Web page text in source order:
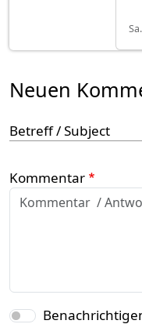
Neuen
Betreff / Subject
Kommentar